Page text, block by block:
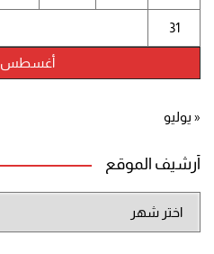
أغسطس 2026
31
« يوليو
أرشيف الموقع
الموقع